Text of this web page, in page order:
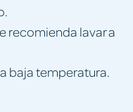
recomienda lavar a
baja temperatura.